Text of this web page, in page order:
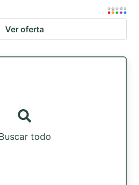
Ver oferta
todo